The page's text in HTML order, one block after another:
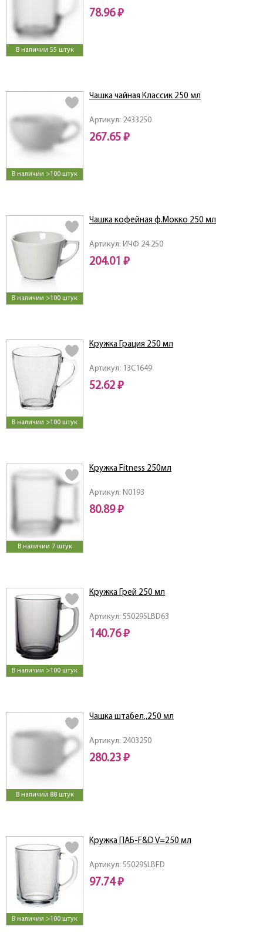
В наличии 55 штук
78.96 ₽
В наличии >100 штук
Артикул: 2433250
Чашка чайная Классик 250 мл
267.65 ₽
В наличии >100 штук
Артикул: ИЧФ 24.250
Чашка кофейная ф.Мокко 250 мл
204.01 ₽
В наличии >100 штук
Артикул: 13C1649
Кружка Грация 250 мл
52.62 ₽
В наличии 7 штук
Артикул: N0193
Кружка Fitness 250мл
80.89 ₽
В наличии >100 штук
Артикул: 55029SLBD63
Кружка Грей 250 мл
140.76 ₽
В наличии 88 штук
Артикул: 2403250
Чашка штабел.,250 мл
280.23 ₽
В наличии >100 штук
Артикул: 55029SLBFD
Кружка ПАБ-F&D V=250 мл
97.74 ₽